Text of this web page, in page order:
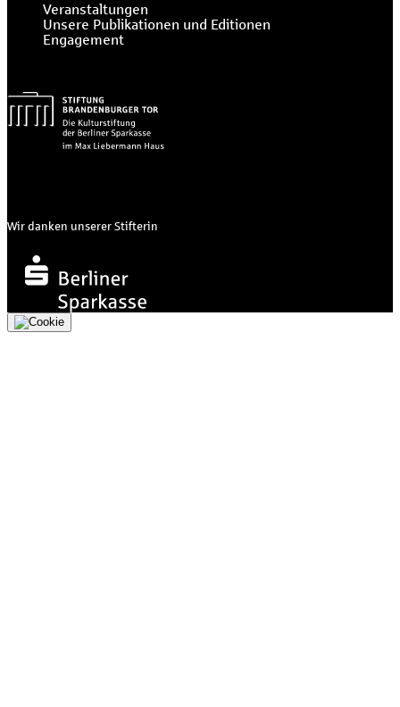
Veranstaltungen
Unsere Publikationen und Editionen
Engagement
Wir danken unserer Stifterin